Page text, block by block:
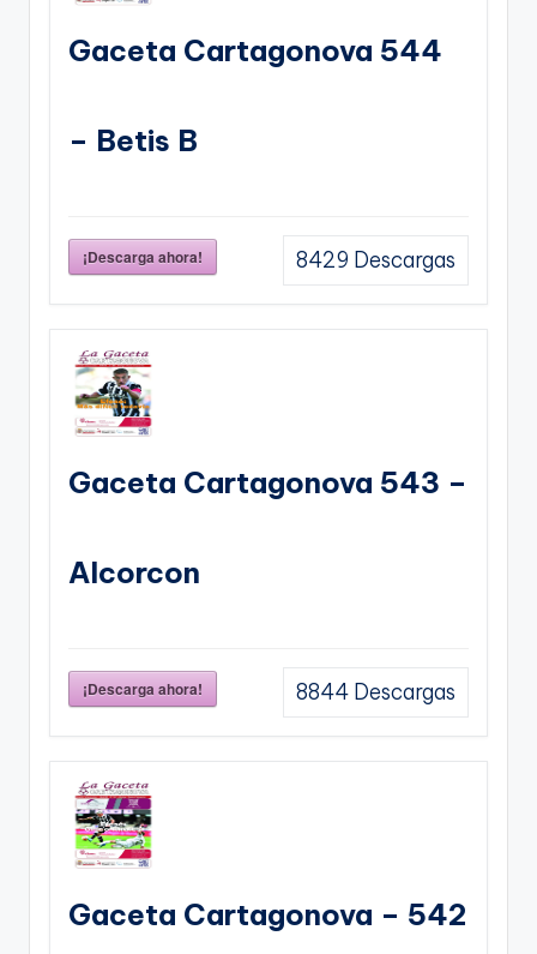
Gaceta Cartagonova 544
– Betis B
¡Descarga ahora! 8429 Descargas
Gaceta Cartagonova 543 –
Alcorcon
¡Descarga ahora! 8844 Descargas
Gaceta Cartagonova – 542